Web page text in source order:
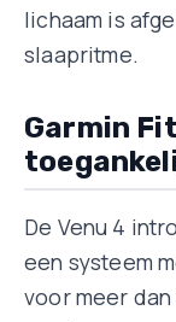
lichaam is
slaapritme.
Garmin
De Venu 4
een systeem
voor meer